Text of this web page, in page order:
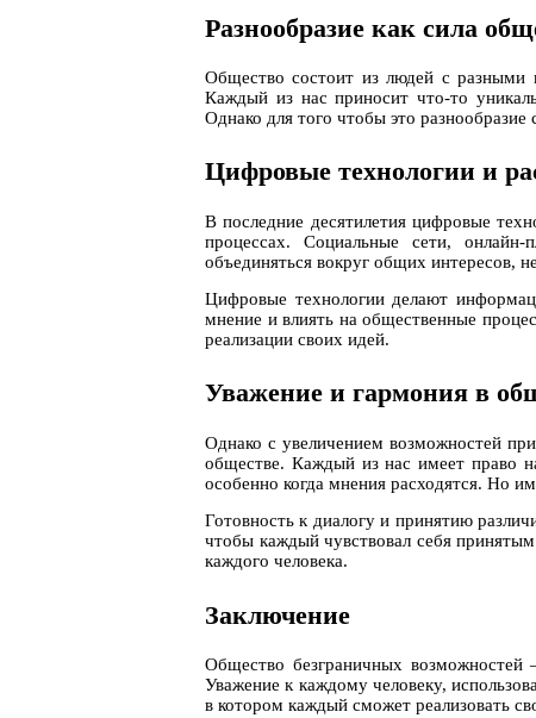
Разнообразие как сила
Общество состоит из людей с разными
Каждый из нас приносит что-то
Однако для того чтобы это
Цифровые технологии и
В последние десятилетия цифровые
процессах. Социальные сети,
объединяться вокруг общих интересов,
Цифровые технологии делают
мнение и влиять на общественные
реализации своих идей.
Уважение и гармония в
Однако с увеличением возможностей
обществе. Каждый из нас имеет право
особенно когда мнения расходятся. Но
Готовность к диалогу и принятию
чтобы каждый чувствовал себя
каждого человека.
Заключение
Общество безграничных
Уважение к каждому человеку,
в котором каждый сможет реализовать